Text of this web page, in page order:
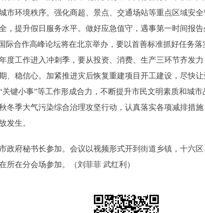
市环境秩序。强化商超、景点、交通场站等重点区域安
，提升假日服务水平。做好应急值守，遇事第一时间报
际合作高峰论坛将在北京举办，要以首善标准抓好任务
度工作进入冲刺季，要从投资、消费、生产三环节齐发
、稳信心。加紧推进灾后恢复重建项目开工建设，尽快
键小事”等工作形成合力，不断提升市民文明素质和城
冬季大气污染综合治理攻坚行动，认真落实各项减排措
发生。
府秘书长参加。会议以视频形式开到街道乡镇，十六区
所在分会场参加。（刘菲菲 武红利）